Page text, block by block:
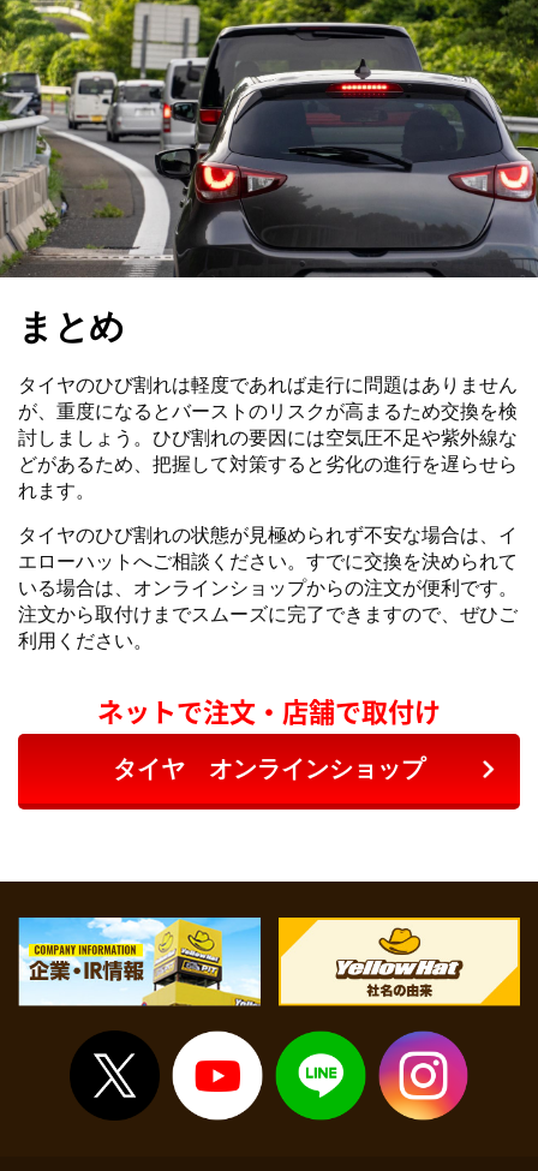
まとめ
タイヤのひび割れは軽度であれば走行に問題はありません
が、重度になるとバーストのリスクが高まるため交換を検
討しましょう。ひび割れの要因には空気圧不足や紫外線な
どがあるため、把握して対策すると劣化の進行を遅らせら
れます。
タイヤのひび割れの状態が見極められず不安な場合は、イ
エローハットへご相談ください。すでに交換を決められて
いる場合は、オンラインショップからの注文が便利です。
注文から取付けまでスムーズに完了できますので、ぜひご
利用ください。
ネットで注文・店舗で取付け
タイヤ オンラインショップ